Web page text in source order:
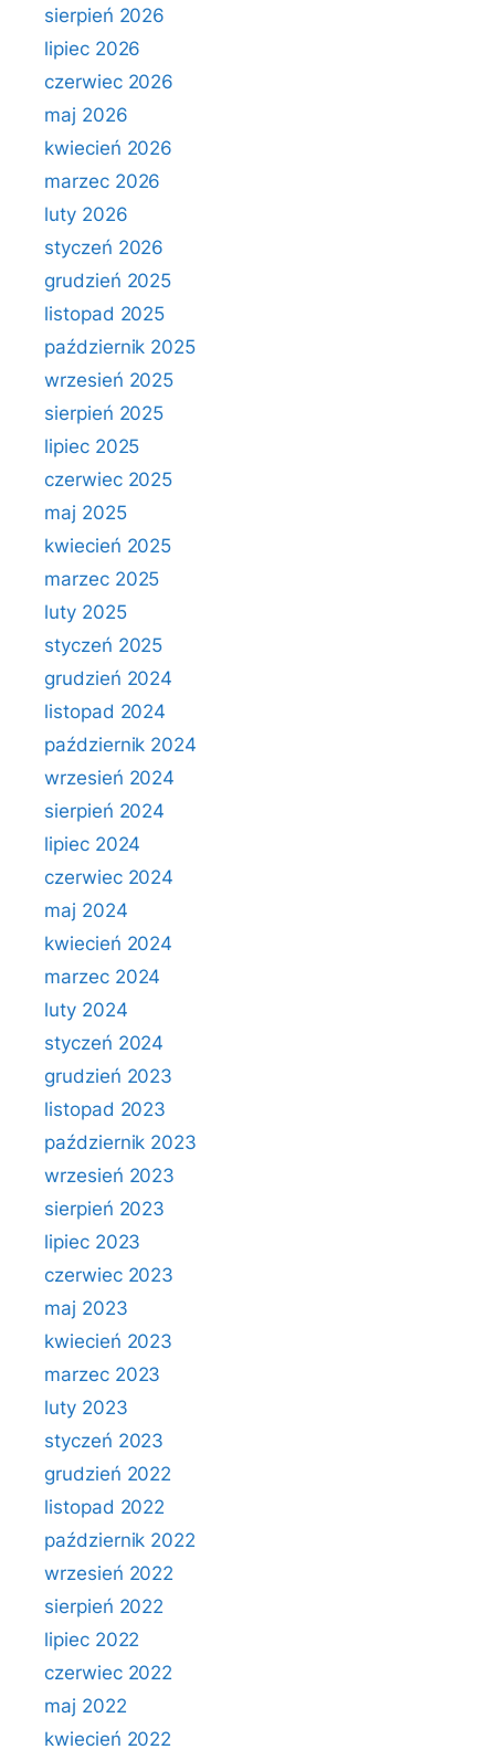
sierpień 2026
lipiec 2026
czerwiec 2026
maj 2026
kwiecień 2026
marzec 2026
luty 2026
styczeń 2026
grudzień 2025
listopad 2025
październik 2025
wrzesień 2025
sierpień 2025
lipiec 2025
czerwiec 2025
maj 2025
kwiecień 2025
marzec 2025
luty 2025
styczeń 2025
grudzień 2024
listopad 2024
październik 2024
wrzesień 2024
sierpień 2024
lipiec 2024
czerwiec 2024
maj 2024
kwiecień 2024
marzec 2024
luty 2024
styczeń 2024
grudzień 2023
listopad 2023
październik 2023
wrzesień 2023
sierpień 2023
lipiec 2023
czerwiec 2023
maj 2023
kwiecień 2023
marzec 2023
luty 2023
styczeń 2023
grudzień 2022
listopad 2022
październik 2022
wrzesień 2022
sierpień 2022
lipiec 2022
czerwiec 2022
maj 2022
kwiecień 2022